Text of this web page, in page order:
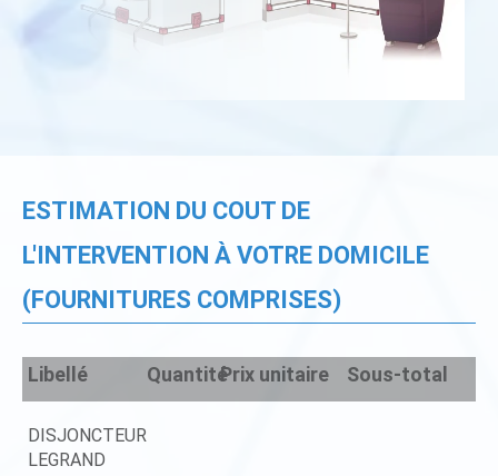
ESTIMATION DU COUT DE
L'INTERVENTION À VOTRE DOMICILE
(FOURNITURES COMPRISES)
Libellé QuantitéPrix unitaire Sous-total
DISJONCTEUR
LEGRAND